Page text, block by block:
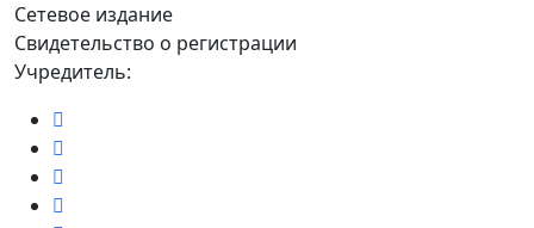
Сетевое издание
Свидетельство о регистрации
Учредитель: